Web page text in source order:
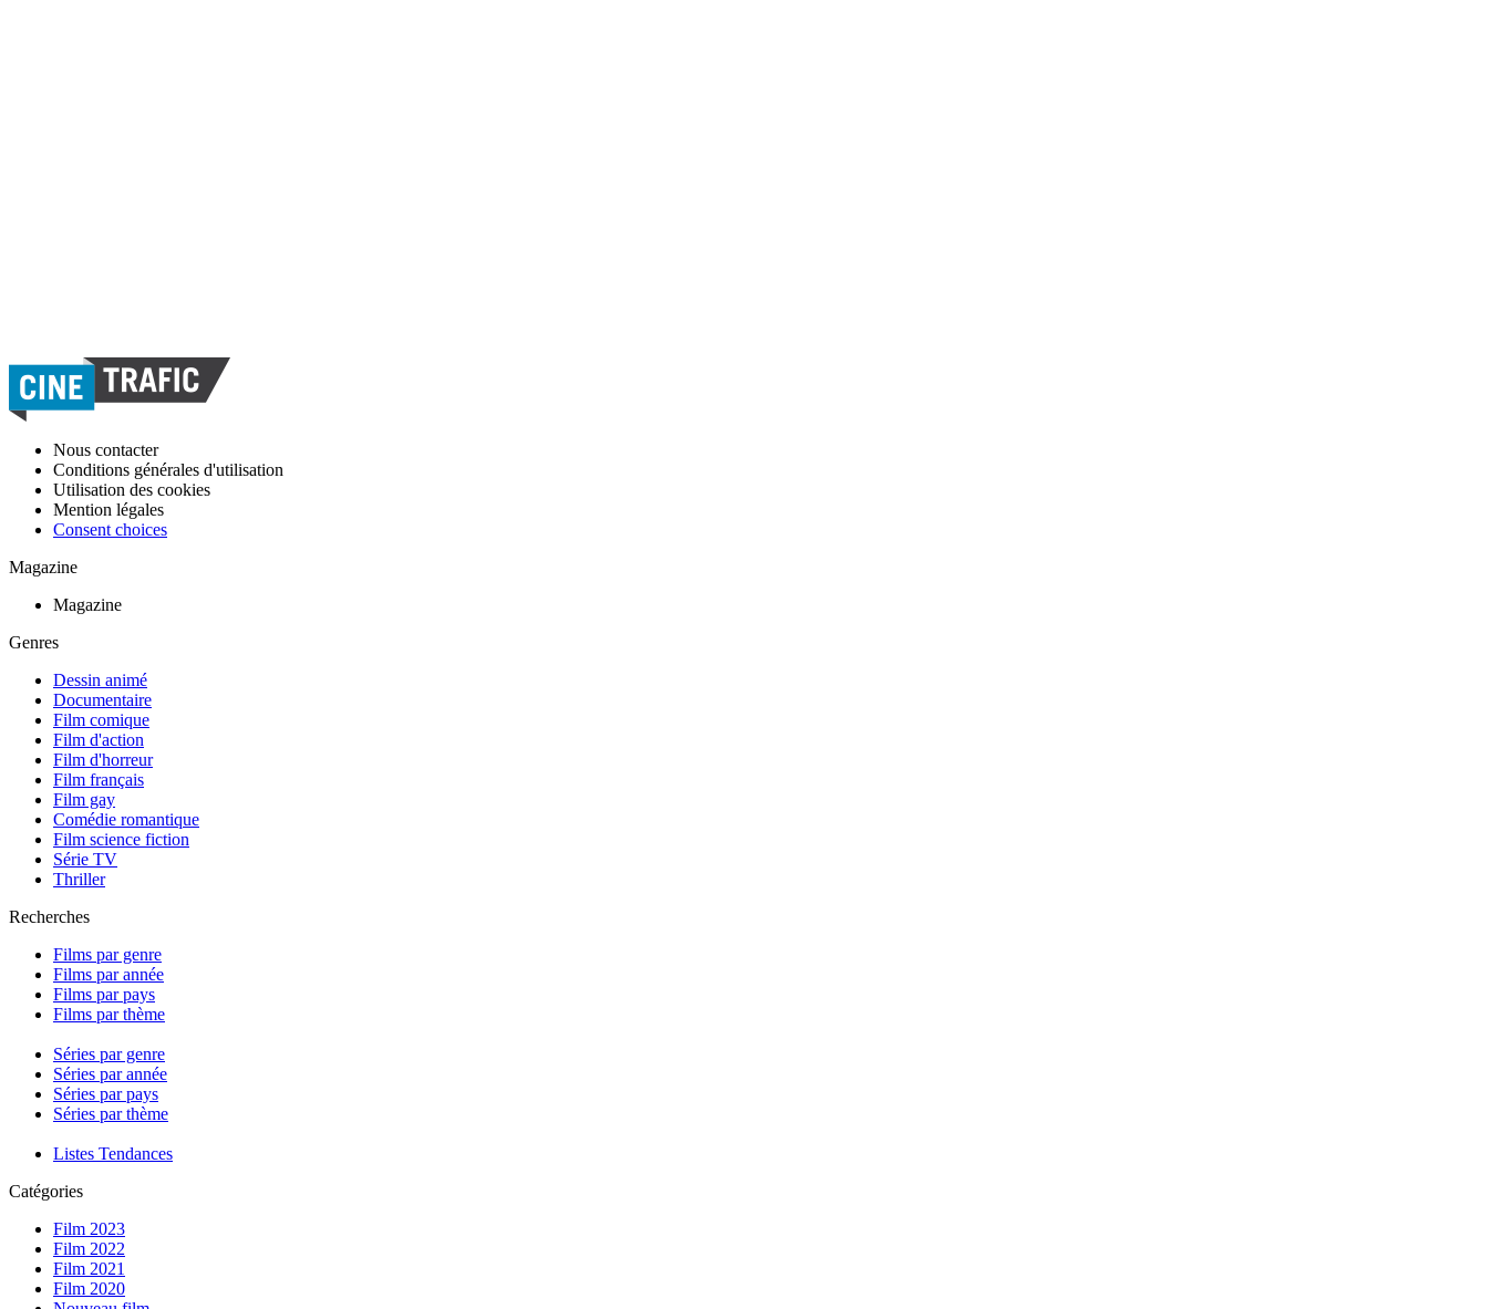
Nous contacter
Conditions générales d'utilisation
Utilisation des cookies
Mention légales
Consent choices
Magazine
Magazine
Genres
Dessin animé
Documentaire
Film comique
Film d'action
Film d'horreur
Film français
Film gay
Comédie romantique
Film science fiction
Série TV
Thriller
Recherches
Films par genre
Films par année
Films par pays
Films par thème
Séries par genre
Séries par année
Séries par pays
Séries par thème
Listes Tendances
Catégories
Film 2023
Film 2022
Film 2021
Film 2020